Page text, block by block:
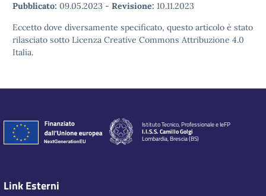
Pubblicato: 09.05.2023 - Revisione: 10.11.2023
Eccetto dove diversamente specificato, questo articolo è stato
rilasciato sotto Licenza Creative Commons Attribuzione 4.0
Italia.
Istituto Tecnico, Professionale e IeFP
I.I.S.S. Camillo Golgi
Lombardia, Brescia (BS)
Link Esterni